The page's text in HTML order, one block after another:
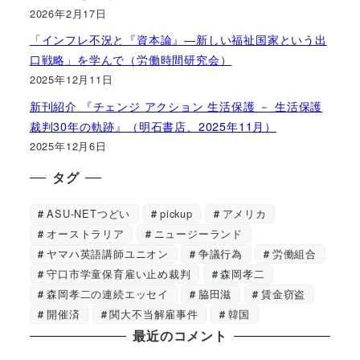
2026年2月17日
「インフレ不況と『資本論』―新しい福祉国家という出
口戦略」を学んで（労働時間研究会）
2025年12月11日
新刊紹介 『チェンジ アクション 生活保護 － 生活保護
裁判30年の軌跡』（明石書店、2025年11月）
2025年12月6日
タグ
ASU-NETつどい pickup
アメリカ
オーストラリア
ニュージーランド
ヤマハ英語講師ユニオン
争議行為
労働組合
守口市学童保育雇い止め裁判
森岡孝二
森岡孝二の連続エッセイ
脇田滋
賃金窃盗
開催済
関大不当解雇事件 韓国
最近のコメント